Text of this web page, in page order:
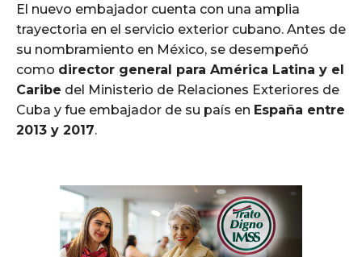
El nuevo embajador cuenta con una amplia
trayectoria en el servicio exterior cubano. Antes de
su nombramiento en México, se desempeñó
como director general para América Latina y el
Caribe del Ministerio de Relaciones Exteriores de
Cuba y fue embajador de su país en España entre
2013 y 2017.